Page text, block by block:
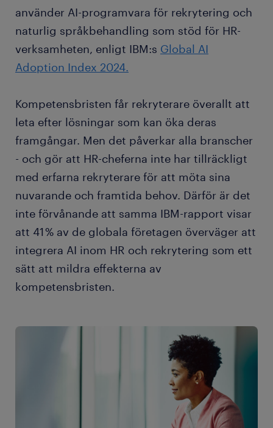
använder AI-programvara för rekrytering och
naturlig språkbehandling som stöd för HR-
verksamheten, enligt IBM:s Global AI
Adoption Index 2024.
Kompetensbristen får rekryterare överallt att
leta efter lösningar som kan öka deras
framgångar. Men det påverkar alla branscher
- och gör att HR-cheferna inte har tillräckligt
med erfarna rekryterare för att möta sina
nuvarande och framtida behov. Därför är det
inte förvånande att samma IBM-rapport visar
att 41 % av de globala företagen överväger att
integrera AI inom HR och rekrytering som ett
sätt att mildra effekterna av
kompetensbristen.